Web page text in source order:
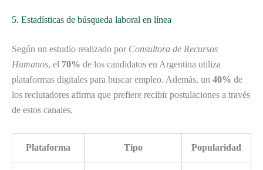
5. Estadísticas de búsqueda laboral en línea
Según un estudio realizado por Consultora de Recursos
Humanos, el 70% de los candidatos en Argentina utiliza
plataformas digitales para buscar empleo. Además, un 40% de
los reclutadores afirma que prefiere recibir postulaciones a través
de estos canales.
Plataforma Tipo Popularidad